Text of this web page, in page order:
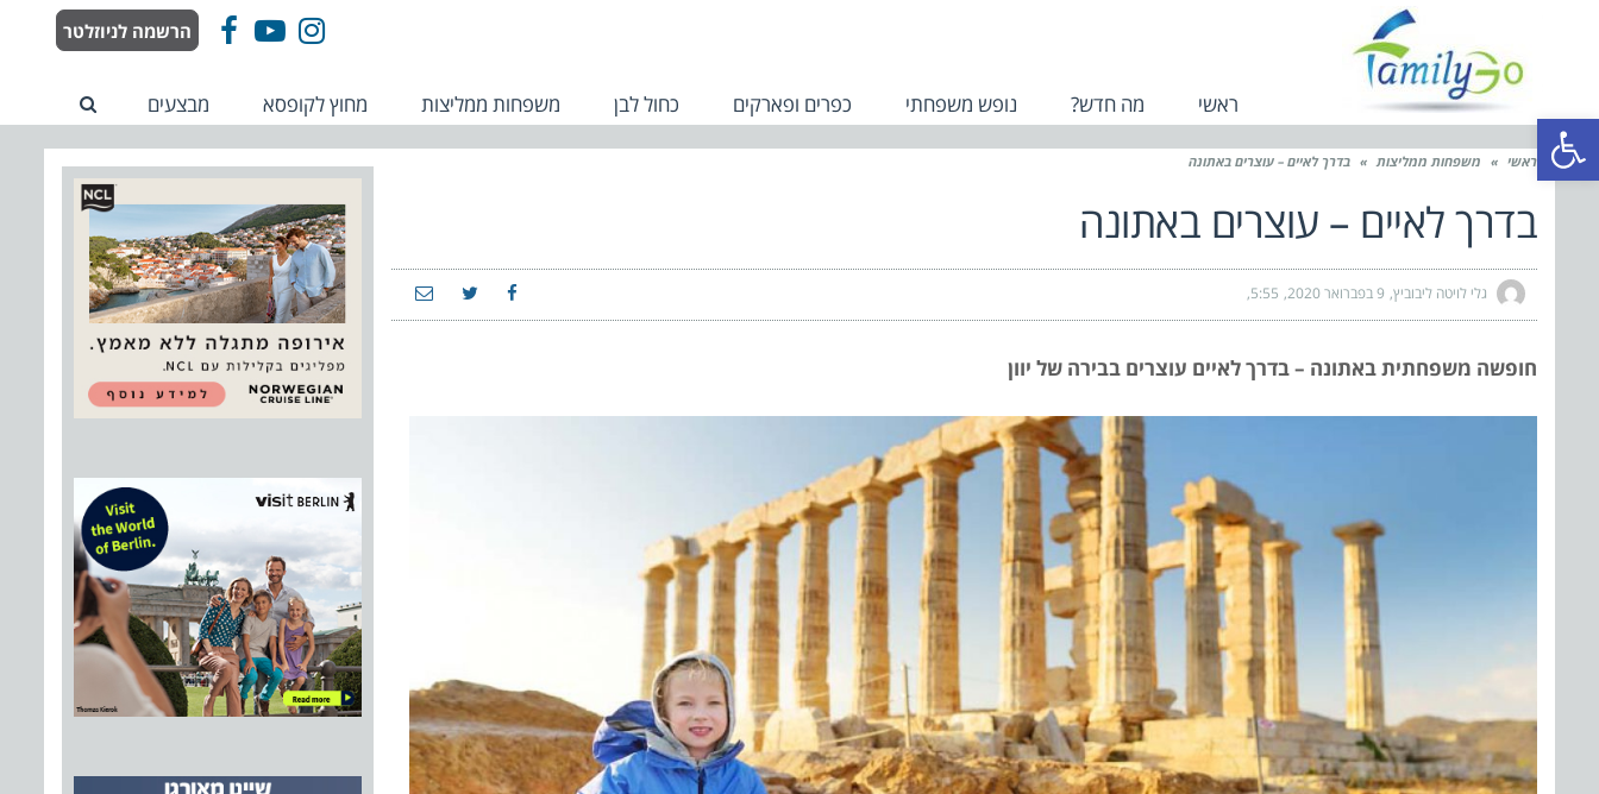
פתח סרגל נגישות
FacebookYouTube
Instagram הרשמה לניוזלטר
ראשי מה חדש? נופש משפחתי כפרים ופארקים כחול לבן משפחות ממליצות מחוץ לקופסא מבצעים
ראשי » משפחות ממליצות » בדרך לאיים – עוצרים באתונה
בדרך לאיים – עוצרים באתונה
גלי לויטה ליבוביץ 9 בפברואר 2020 5:55
חופשה משפחתית באתונה – בדרך לאיים עוצרים בבירה של יוון